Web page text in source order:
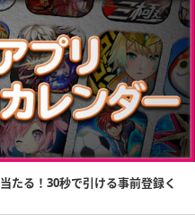
たる！30秒で引ける事前登録く